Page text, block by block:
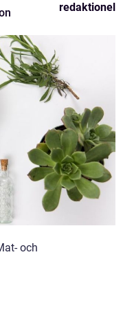
redaktionel
och